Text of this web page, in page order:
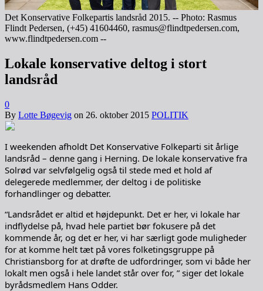
Det Konservative Folkepartis landsråd 2015. -- Photo: Rasmus
Flindt Pedersen, (+45) 41604460, rasmus@flindtpedersen.com,
www.flindtpedersen.com --
Lokale konservative deltog i stort
landsråd
0
By Lotte Bøgevig on 26. oktober 2015 POLITIK
I weekenden afholdt Det Konservative Folkeparti sit årlige
landsråd – denne gang i Herning. De lokale konservative fra
Solrød var selvfølgelig også til stede med et hold af
delegerede medlemmer, der deltog i de politiske
forhandlinger og debatter.
“Landsrådet er altid et højdepunkt. Det er her, vi lokale har
indflydelse på, hvad hele partiet bør fokusere på det
kommende år, og det er her, vi har særligt gode muligheder
for at komme helt tæt på vores folketingsgruppe på
Christiansborg for at drøfte de udfordringer, som vi både her
lokalt men også i hele landet står over for, ” siger det lokale
byrådsmedlem Hans Odder.